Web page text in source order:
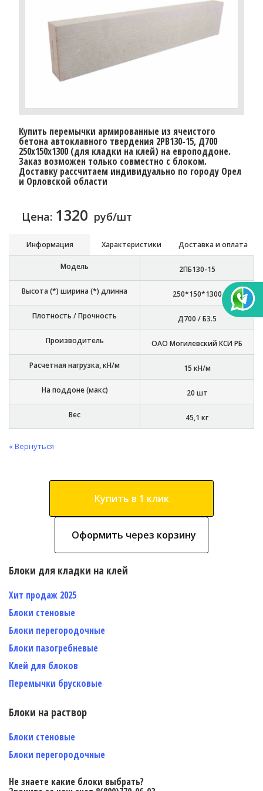
Купить перемычки армированные из ячеистого
бетона автоклавного твердения 2PB130-15, Д700
250х150х1300 (для кладки на клей) на европоддоне.
Заказ возможен только совместно с блоком.
Доставку расcчитаем индивидуально по городу Орел
и Орловской области
Цена: 1320 руб/шт
Информация Характеристики Доставка и оплата
Модель 2ПБ130-15
Высота (*) ширина (*) длинна 250*150*1300
Плотность / Прочность Д700 / Б3.5
Производитель ОАО Могилевский КСИ РБ
Расчетная нагрузка, кН/м 15 кН/м
На поддоне (макс) 20 шт
Вес 45,1 кг
« Вернуться
Купить в 1 клик
Оформить через корзину
Блоки для кладки на клей
Хит продаж 2025
Блоки стеновые
Блоки перегородочные
Блоки пазогребневые
Клей для блоков
Перемычки брусковые
Блоки на раствор
Блоки стеновые
Блоки перегородочные
Не знаете какие блоки выбрать?